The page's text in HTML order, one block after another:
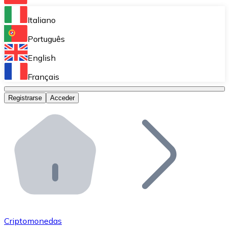
Bitnovo Ramp
Integra nuestra solución en tu plataforma.
Bitnovo Giftcards
Bitnovo OTC
Bitnovo ATM
Integra un ATM Bitnovo en tu negocio y permite que
Bitnovo API
Integra nuestra API en tu ecosistema.
Únete a nuestra red de distribuidores.
Italiano
Português
English
Français
Registrarse Acceder
Criptomonedas